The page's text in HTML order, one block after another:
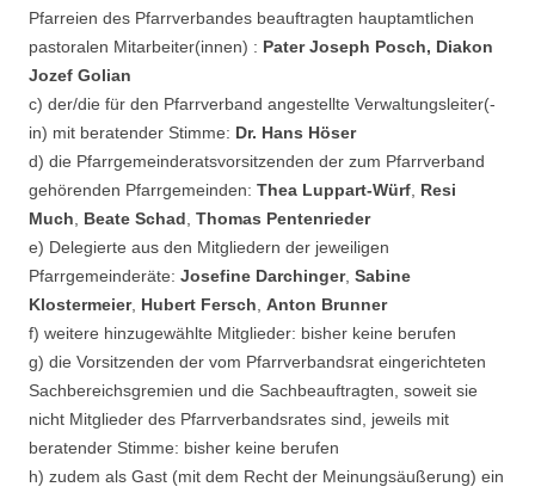
Pfarreien des Pfarrverbandes beauftragten hauptamtlichen
pastoralen Mitarbeiter(innen) : Pater Joseph Posch, Diakon
Jozef Golian
c) der/die für den Pfarrverband angestellte Verwaltungsleiter(-
in) mit beratender Stimme: Dr. Hans Höser
d) die Pfarrgemeinderatsvorsitzenden der zum Pfarrverband
gehörenden Pfarrgemeinden: Thea Luppart-Würf Resi
Much
Beate Schad Thomas Pentenrieder
e) Delegierte aus den Mitgliedern der jeweiligen
Pfarrgemeinderäte: Josefine Darchinger, Sabine
Klostermeier, Hubert Fersch Anton Brunner
f) weitere hinzugewählte Mitglieder: bisher keine berufen
g) die Vorsitzenden der vom Pfarrverbandsrat eingerichteten
Sachbereichsgremien und die Sachbeauftragten, soweit sie
nicht Mitglieder des Pfarrverbandsrates sind, jeweils mit
beratender Stimme: bisher keine berufen
h) zudem als Gast (mit dem Recht der Meinungsäußerung) ein